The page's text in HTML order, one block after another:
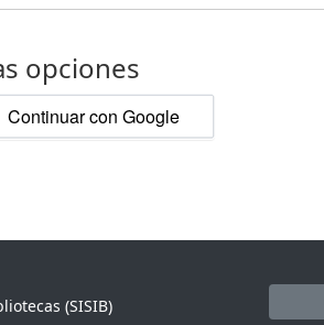
opciones
Continuar con Google
(SISIB)